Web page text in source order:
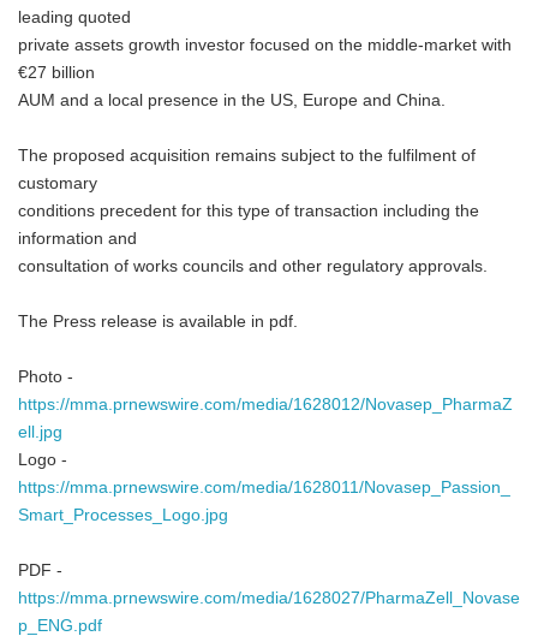
leading quoted
private assets growth investor focused on the middle-market with
€27 billion
AUM and a local presence in the US, Europe and China.
The proposed acquisition remains subject to the fulfilment of
customary
conditions precedent for this type of transaction including the
information and
consultation of works councils and other regulatory approvals.
The Press release is available in pdf.
Photo -
https://mma.prnewswire.com/media/1628012/Novasep_PharmaZ
ell.jpg
Logo -
https://mma.prnewswire.com/media/1628011/Novasep_Passion_
Smart_Processes_Logo.jpg
PDF -
https://mma.prnewswire.com/media/1628027/PharmaZell_Novase
p_ENG.pdf